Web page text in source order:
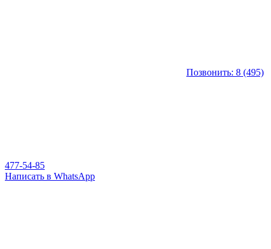
Позвонить: 8 (495)
477-54-85
Написать в WhatsApp